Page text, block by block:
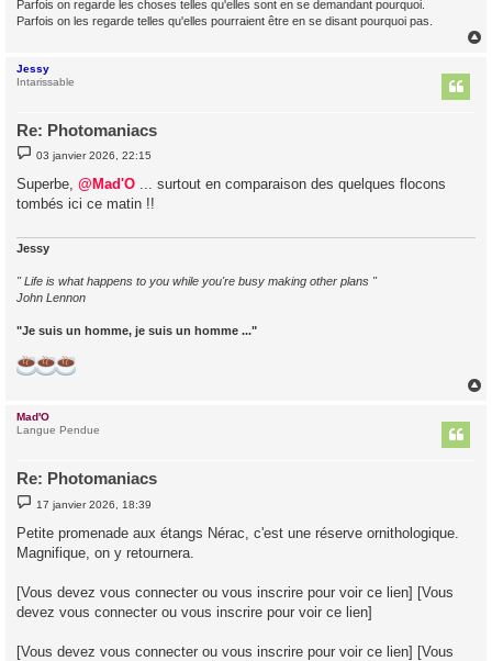
Parfois on regarde les choses telles qu'elles sont en se demandant pourquoi.
Parfois on les regarde telles qu'elles pourraient être en se disant pourquoi pas.
Jessy
Intarissable
Re: Photomaniacs
M
e
s
a
03 janvier 2026, 22:15
Superbe, @Mad'O ... surtout en comparaison des quelques flocons
tombés ici ce matin !!
Jessy
" Life is what happens to you while you're busy making other plans "
John Lennon
"Je suis un homme, je suis un homme ..."
Mad'O
Langue Pendue
Re: Photomaniacs
M
e
s
a
g
17 janvier 2026, 18:39
Petite promenade aux étangs Nérac, c'est une réserve ornithologique.
Magnifique, on y retournera.
[Vous devez vous connecter ou vous inscrire pour voir ce lien] [Vous
devez vous connecter ou vous inscrire pour voir ce lien]
[Vous devez vous connecter ou vous inscrire pour voir ce lien] [Vous